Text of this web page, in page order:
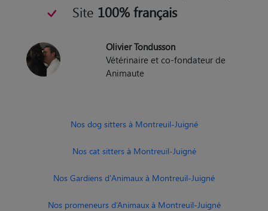
Site 100% français
Olivier Tondusson
Vétérinaire et co-fondateur de
Animaute
Nos dog sitters à Montreuil-Juigné
Nos cat sitters à Montreuil-Juigné
Nos Gardiens d'Animaux à Montreuil-Juigné
Nos promeneurs d’Animaux à Montreuil-Juigné